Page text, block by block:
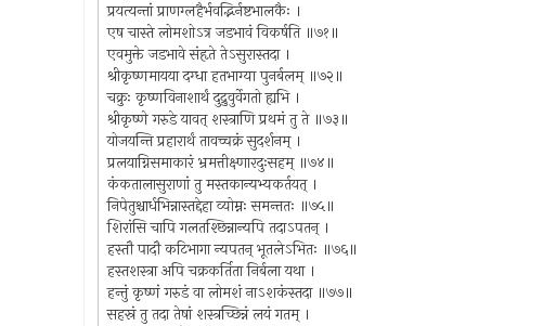
प्रयत्यन्तां प्राणग्लहैर्भवद्भिर्नष्टभालकैः ।
एष चास्ते लोमशोऽत्र जडभावं विकर्षति ॥७१॥
एवमुक्ते जडभावे संहृते तेऽसुरास्तदा ।
श्रीकृष्णमायया दग्धा हतभाग्या पुनर्बलम् ॥७२॥
चक्रुः कृष्णविनाशार्थं दुद्रुवुर्वेगतो ह्यभि ।
श्रीकृष्णे गरुडे यावत् शस्त्राणि प्रथमं तु ते ॥७३॥
योजयन्ति प्रहारार्थं तावच्चक्रं सुदर्शनम् ।
प्रलयाग्निसमाकारं भ्रमत्तीक्ष्णारदुःसहम् ॥७४॥
कंकतालासुराणां तु मस्तकान्यभ्यकर्तयत् ।
निपेतुश्चार्धभिन्नास्तद्देहा व्योम्नः समन्ततः ॥७५॥
शिरांसि चापि गलतश्छिन्नान्यपि तदाऽपतन् ।
हस्तौ पादौ कटिभागा न्यपतन् भूतलेऽभितः ॥७६॥
हस्तशस्त्रा अपि चक्रकर्तिता निर्बला यथा ।
हन्तुं कृष्णं गरुडं वा लोमशं नाऽशकंस्तदा ॥७७॥
सहस्रं तु तदा तेषां शस्त्रच्छिन्नं लयं गतम् ।